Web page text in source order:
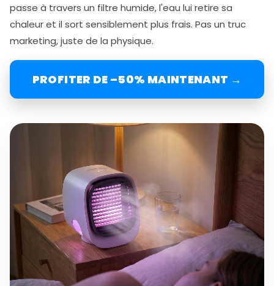
passe à travers un filtre humide, l'eau lui retire sa
chaleur et il sort sensiblement plus frais. Pas un truc
marketing, juste de la physique.
PROFITER DE –50% MAINTENANT →